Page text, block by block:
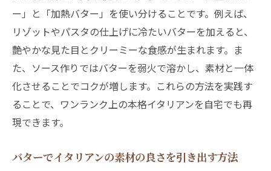
ー」と「加熱バター」を使い分けることです。例えば、
リゾットやパスタの仕上げに冷たいバターを加えると、
艶やかな見た目とクリーミーな食感が生まれます。ま
た、ソース作りではバターを弱火で溶かし、素材と一体
化させることでコクが増します。これらの方法を実践す
ることで、ワンランク上の本格イタリアンを自宅でも再
現できます。
バターでイタリアンの素材の良さを引き出す方法